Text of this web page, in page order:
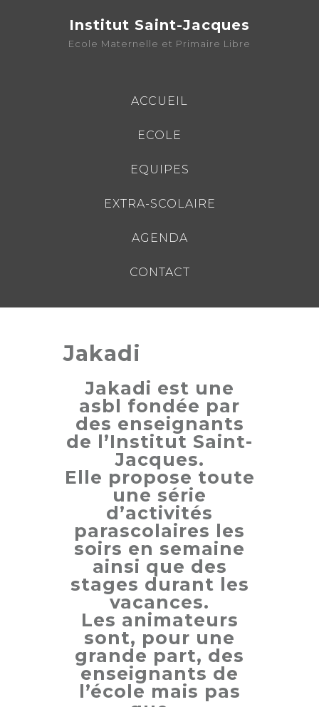
Institut Saint-Jacques
Ecole Maternelle et Primaire Libre
ACCUEIL
ECOLE
EQUIPES
EXTRA-SCOLAIRE
AGENDA
CONTACT
Jakadi
Jakadi est une
asbl fondée par
des enseignants
de l’Institut Saint-
Jacques.
Elle propose toute
une série
d’activités
parascolaires les
soirs en semaine
ainsi que des
stages durant les
vacances.
Les animateurs
sont, pour une
grande part, des
enseignants de
l’école mais pas